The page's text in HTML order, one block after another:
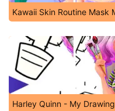
Kawaii Skin Routine Mask
Harley Quinn - My